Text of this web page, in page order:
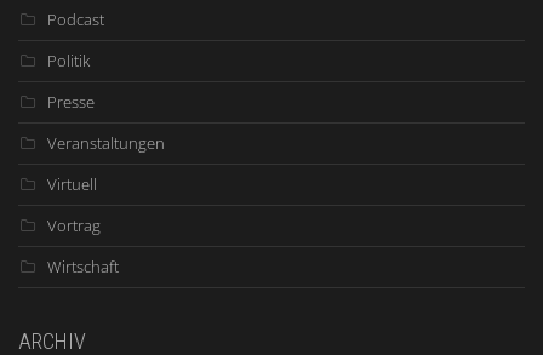
Podcast
Politik
Presse
Veranstaltungen
Virtuell
Vortrag
Wirtschaft
ARCHIV